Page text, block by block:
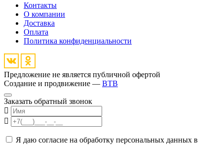
Контакты
О компании
Доставка
Оплата
Политика конфиденциальности
Предложение не является публичной офертой
Создание и продвижение — BTB
Заказать обратный звонок
Я даю согласие на обработку персональных данных в